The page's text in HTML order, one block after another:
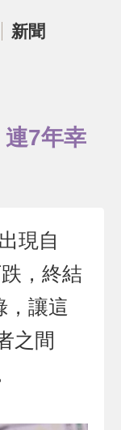
新聞
7年幸
現自
，終結
，讓這
之間